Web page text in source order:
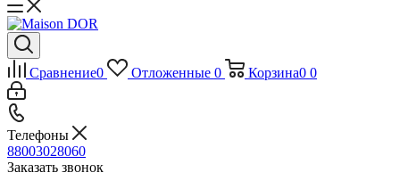
Сравнение0 Отложенные 0 Корзина0 0
Телефоны
88003028060
Заказать звонок